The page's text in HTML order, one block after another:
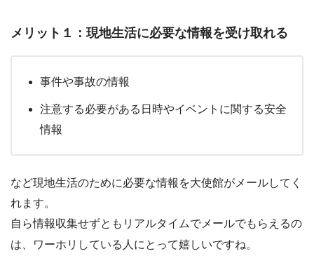
メリット１： 現地生活に必要な情報を受け取れる
事件や事故の情報
注意する必要がある日時やイベントに関する安全
情報
など現地生活のために必要な情報を大使館がメールしてく
れます。
自ら情報収集せずともリアルタイムでメールでもらえるの
は、ワーホリしている人にとって嬉しいですね。